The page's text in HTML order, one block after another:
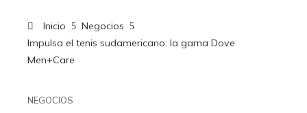
Inicio
Negocios
Impulsa el tenis sudamericano: la gama Dove
Men+Care
NEGOCIOS